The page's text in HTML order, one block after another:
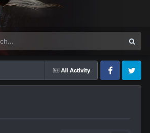
All Activity
FacebookTwitter